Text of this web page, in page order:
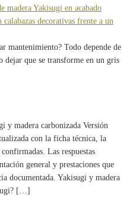
mantenimiento? Todo depende de
que se transforme en un gris
y madera carbonizada Versión
con la ficha técnica, la
Las respuestas
general y prestaciones que
documentada. Yakisugi y madera
[…]